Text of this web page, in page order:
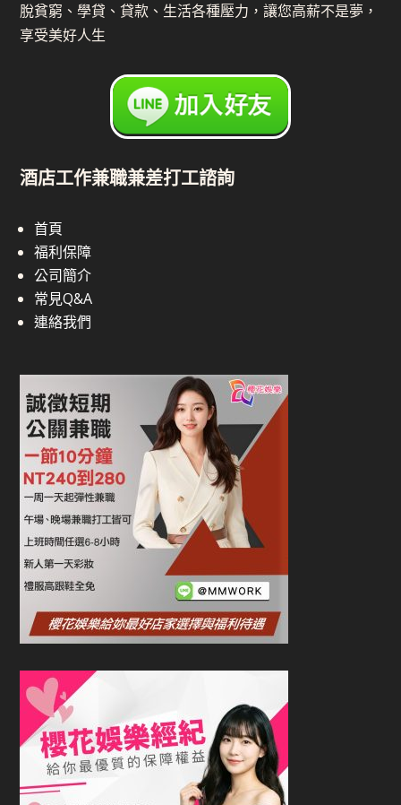
脫貧窮、學貸、貸款、生活各種壓力，讓您高薪不是夢，
享受美好人生
酒店工作兼職兼差打工諮詢
首頁
福利保障
公司簡介
常見Q&A
連絡我們